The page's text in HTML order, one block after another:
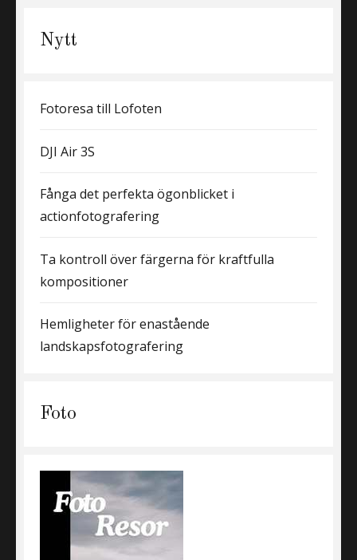
Nytt
Fotoresa till Lofoten
DJI Air 3S
Fånga det perfekta ögonblicket i
actionfotografering
Ta kontroll över färgerna för kraftfulla
kompositioner
Hemligheter för enastående
landskapsfotografering
Foto